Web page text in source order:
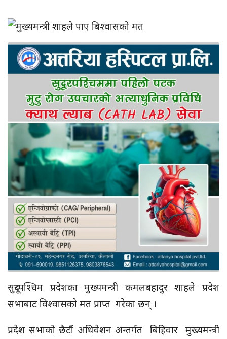
सुदूरपश्चिम प्रदेशका मुख्यमन्त्री कमलबहादुर शाहले प्रदेश
सभाबाट विश्वासको मत प्राप्त गरेका छन् ।
प्रदेश सभाको छैटौं अधिवेशन अन्तर्गत बिहिवार मुख्यमन्त्री